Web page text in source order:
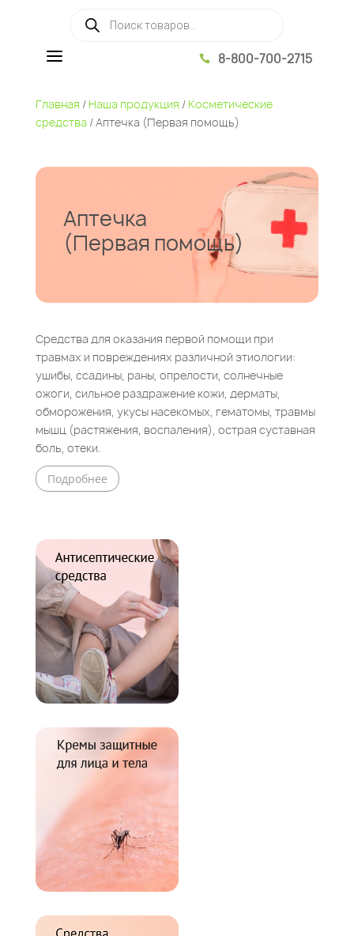
a  8-800-700-2715
Главная / Наша продукция / Косметические
средства/ Аптечка (Первая помощь)
Аптечка
(Первая помощь)
Средства для оказания первой помощи при
травмах и повреждениях различной этиологии:
ушибы, ссадины, раны, опрелости, солнечные
ожоги, сильное раздражение кожи, дерматы,
обморожения, укусы насекомых, гематомы, травмы
мышц (растяжения, воспаления), острая суставная
боль, отеки.
Подробнее